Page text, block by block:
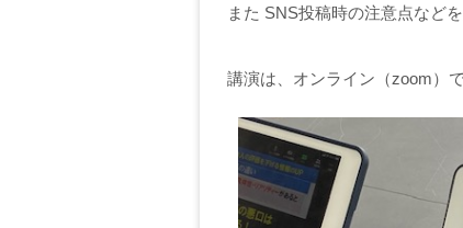
また SNS投稿時の注意点など
講演は、オンライン（zoom）